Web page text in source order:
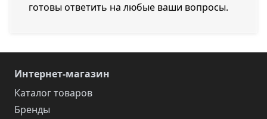
готовы ответить на любые ваши вопросы.
Интернет-магазин
Каталог товаров
Бренды